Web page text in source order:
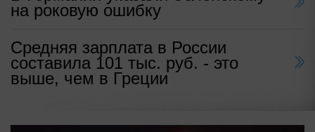
на роковую ошибку
Средняя зарплата в России
составила 101 тыс. руб. - это
выше, чем в Греции